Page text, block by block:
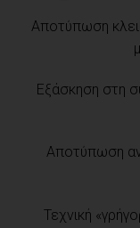
Αποτύπωση
Εξάσκηση στη
Αποτύπωση
Τεχνική